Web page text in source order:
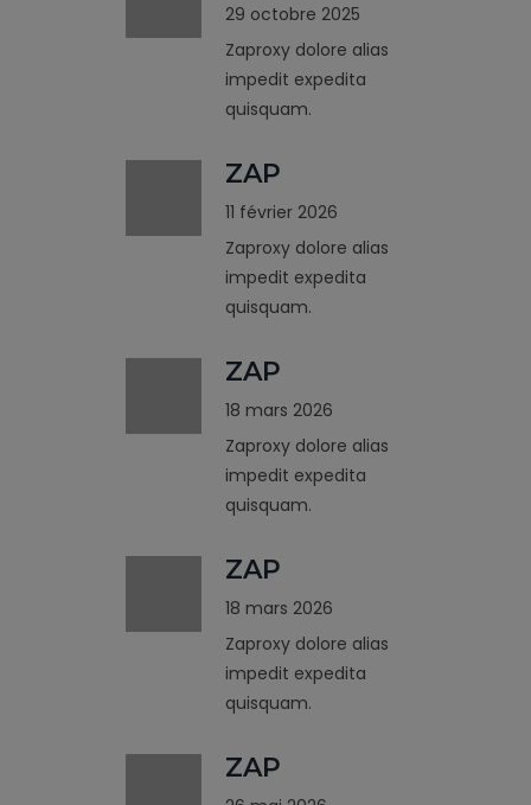
29 octobre 2025
Zaproxy dolore alias
impedit expedita
quisquam.
ZAP
11 février 2026
Zaproxy dolore alias
impedit expedita
quisquam.
ZAP
18 mars 2026
Zaproxy dolore alias
impedit expedita
quisquam.
ZAP
18 mars 2026
Zaproxy dolore alias
impedit expedita
quisquam.
ZAP